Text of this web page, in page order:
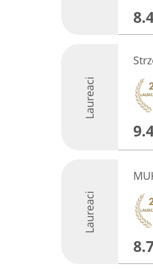
Laureaci
Laureaci